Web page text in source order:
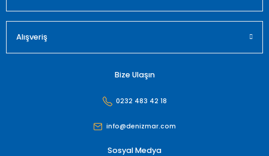
Alışveriş
Bize Ulaşın
0232 483 42 18
info@denizmar.com
Sosyal Medya